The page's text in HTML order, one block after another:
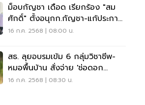
ม็อบกัญชา เดือด เรียกร้อง "สม
ศักดิ์" ตั้งอนุกก.กัญชา-แก้ประกาศ
กระทรวง
16 ก.ค. 2568 | 08:00 น.
สธ. ลุยอบรมเข้ม 6 กลุ่มวิชาชีพ-
หมอพื้นบ้าน สั่งจ่าย 'ช่อดอก
กัญชา'
16 ก.ค. 2568 | 08:30 น.